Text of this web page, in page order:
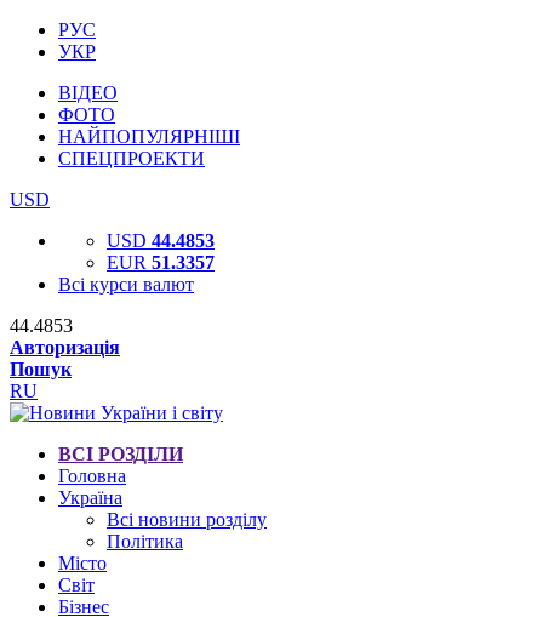
РУС
УКР
ВІДЕО
ФОТО
НАЙПОПУЛЯРНІШІ
СПЕЦПРОЕКТИ
USD
USD 44.4853
EUR 51.3357
Всі курси валют
44.4853
Авторизація
Пошук
RU
ВСІ РОЗДІЛИ
Головна
Україна
Всі новини розділу
Політика
Місто
Світ
Бізнес